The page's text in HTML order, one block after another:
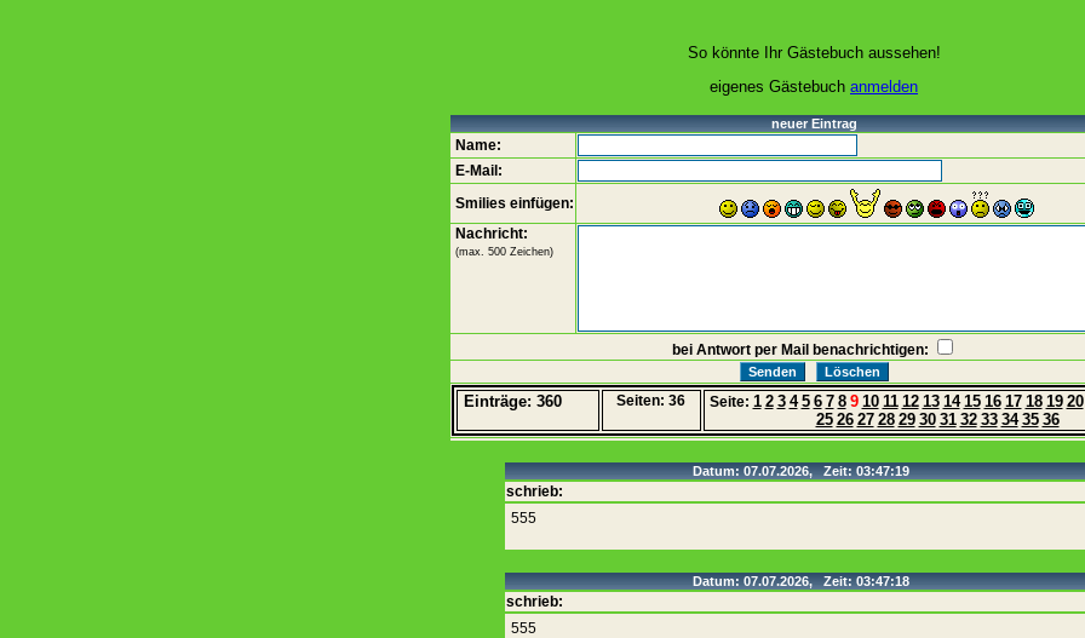
So könnte Ihr Gästebuch aussehen!
eigenes Gästebuch anmelden
neuer Eintrag
Name:
E-Mail:
Smilies einfügen:
Nachricht:
(max. 500 Zeichen)
bei Antwort per Mail benachrichtigen:
Einträge: 360 Seiten: 36 Seite: 1 2 3 4 5 6 7 8 9 10 11 12 13 14 15 16 17 18 19 20
25 26 27 28 29 30 31 32 33 34 35 36
Datum: 07.07.2026, Zeit: 03:47:19
schrieb:
555
Datum: 07.07.2026, Zeit: 03:47:18
schrieb:
555